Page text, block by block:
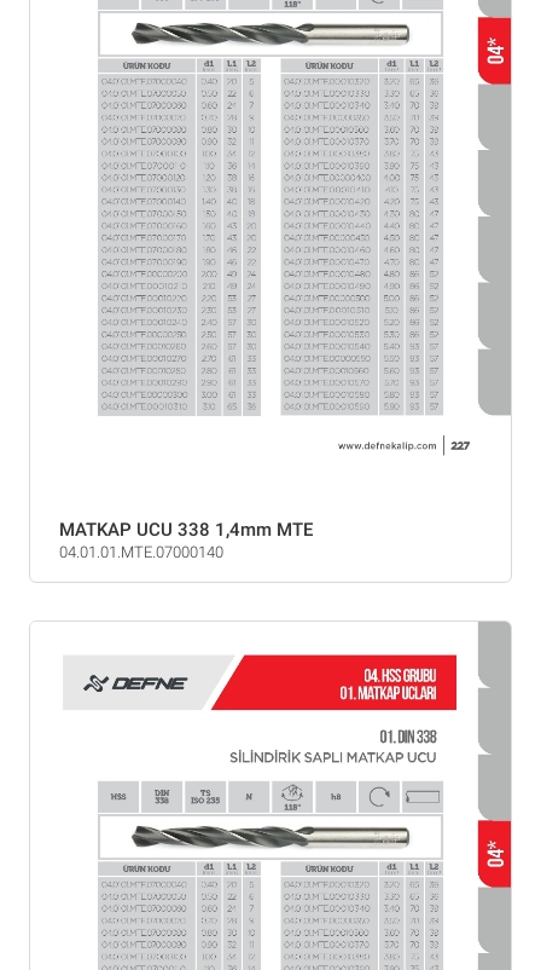
MATKAP UCU 338 1,4mm MTE
04.01.01.MTE.07000140